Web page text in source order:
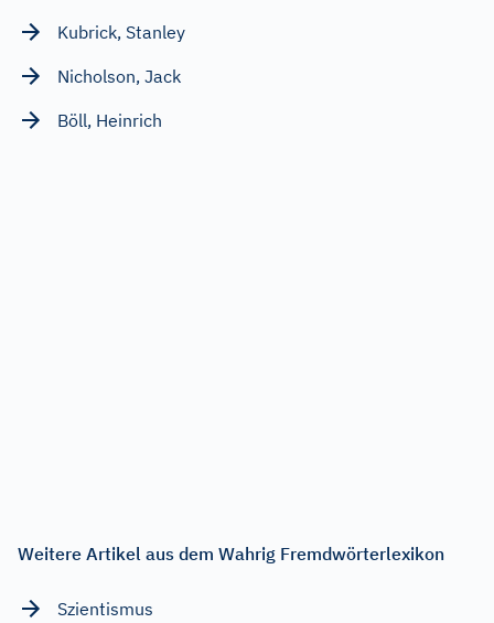
Kubrick, Stanley
Nicholson, Jack
Böll, Heinrich
Weitere Artikel aus dem Wahrig Fremdwörterlexikon
Szientismus